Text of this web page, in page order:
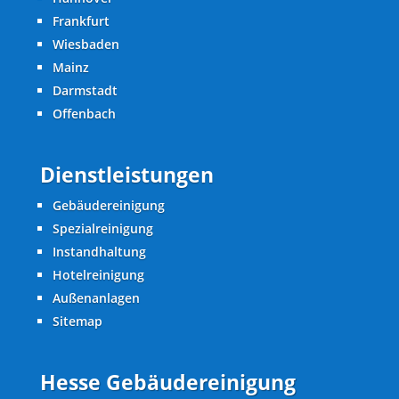
Grundreinigung Wohnung Preisliste:
Sauberes Zuhause 2024
Frankfurt
Wiesbaden
Mainz
Darmstadt
Offenbach
Dienstleistungen
Gebäudereinigung
Spezialreinigung
Instandhaltung
Hotelreinigung
Außenanlagen
Sitemap
Hesse Gebäudereinigung